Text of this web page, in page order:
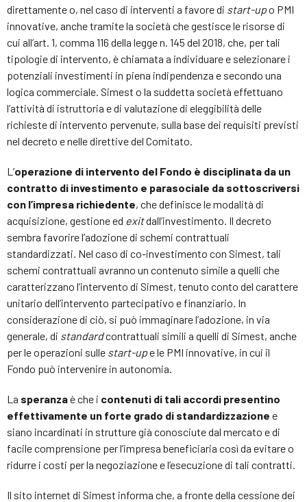
direttamente o, nel caso di interventi a favore di start-upo PMI
innovative, anche tramite la società che gestisce le risorse di
cui all’art. 1, comma 116 della legge n. 145 del 2018, che, per tali
tipologie di intervento, è chiamata a individuare e selezionare i
potenziali investimenti in piena indipendenza e secondo una
logica commerciale. Simest o la suddetta società effettuano
l’attività di istruttoria e di valutazione di eleggibilità delle
richieste di intervento pervenute, sulla base dei requisiti previsti
nel decreto e nelle direttive del Comitato.
L’operazione di intervento del Fondo è disciplinata da un
contratto di investimento e parasociale da sottoscriversi
con l’impresa richiedente, che definisce le modalità di
acquisizione, gestione ed exitdall’investimento. Il decreto
sembra favorire l’adozione di schemi contrattuali
standardizzati. Nel caso di co-investimento con Simest, tali
schemi contrattuali avranno un contenuto simile a quelli che
caratterizzano l’intervento di Simest, tenuto conto del carattere
unitario dell’intervento partecipativo e finanziario. In
considerazione di ciò, si può immaginare l’adozione, in via
generale, di standardcontrattuali simili a quelli di Simest, anche
per le operazioni sulle start-upe le PMI innovative, in cui il
Fondo può intervenire in autonomia.
La speranzaè che i contenuti di tali accordi presentino
effettivamente un forte grado di standardizzazione e
siano incardinati in strutture già conosciute dal mercato e di
facile comprensione per l’impresa beneficiaria così da evitare o
ridurre i costi per la negoziazione e l’esecuzione di tali contratti.
Il sito internet di Simest informa che, a fronte della cessione dei